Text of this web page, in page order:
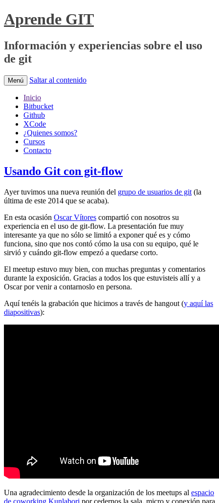
Aprende GIT
Información y experiencias sobre el uso
de git
Menú Saltar al contenido
Inicio
Bitbucket
Github
XCode
¿Quienes somos?
Cursos
Contacto
Usando Git con git-flow
Ayer tuvimos una nueva reunión del grupo de usuarios de git (la
última de este 2014 que se acaba).
En esta ocasión Oscar Vítores compartió con nosotros su
experiencia en el uso de git-flow. La presentación fue muy
interesante ya que no sólo se limitó a exponer qué es y cómo
funciona, sino que nos contó cómo la usa con su equipo, qué le
sirvió y cuándo git-flow empezó a quedarse corto.
El meetup estuvo muy bien, con muchas preguntas y comentarios
durante la exposición. Gracias a todos los que estuvisteis allí y a
Oscar por venir a contarnoslo en persona.
Aquí tenéis la grabación que hicimos a través de hangout (y aquí las
diapositivas):
Una agradecimiento desde la organización de los meetups al espacio
de coworking Kunlabori por cedernos la sala, micro y conexión para